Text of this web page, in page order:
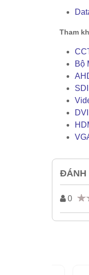
Tham
Bộ
ĐÁNH
0